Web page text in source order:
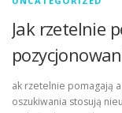
Jak rzetelnie
ak rzetelnie pomagają
oszukiwania stosują